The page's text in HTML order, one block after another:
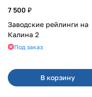
7 500 ₽
Заводские рейлинги на
Калина 2
Под заказ
В корзину